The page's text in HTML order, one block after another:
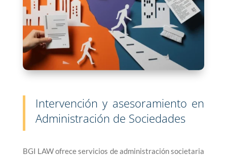
Intervención y asesoramiento en
Administración de Sociedades
BGI LAW ofrece servicios de administración societaria